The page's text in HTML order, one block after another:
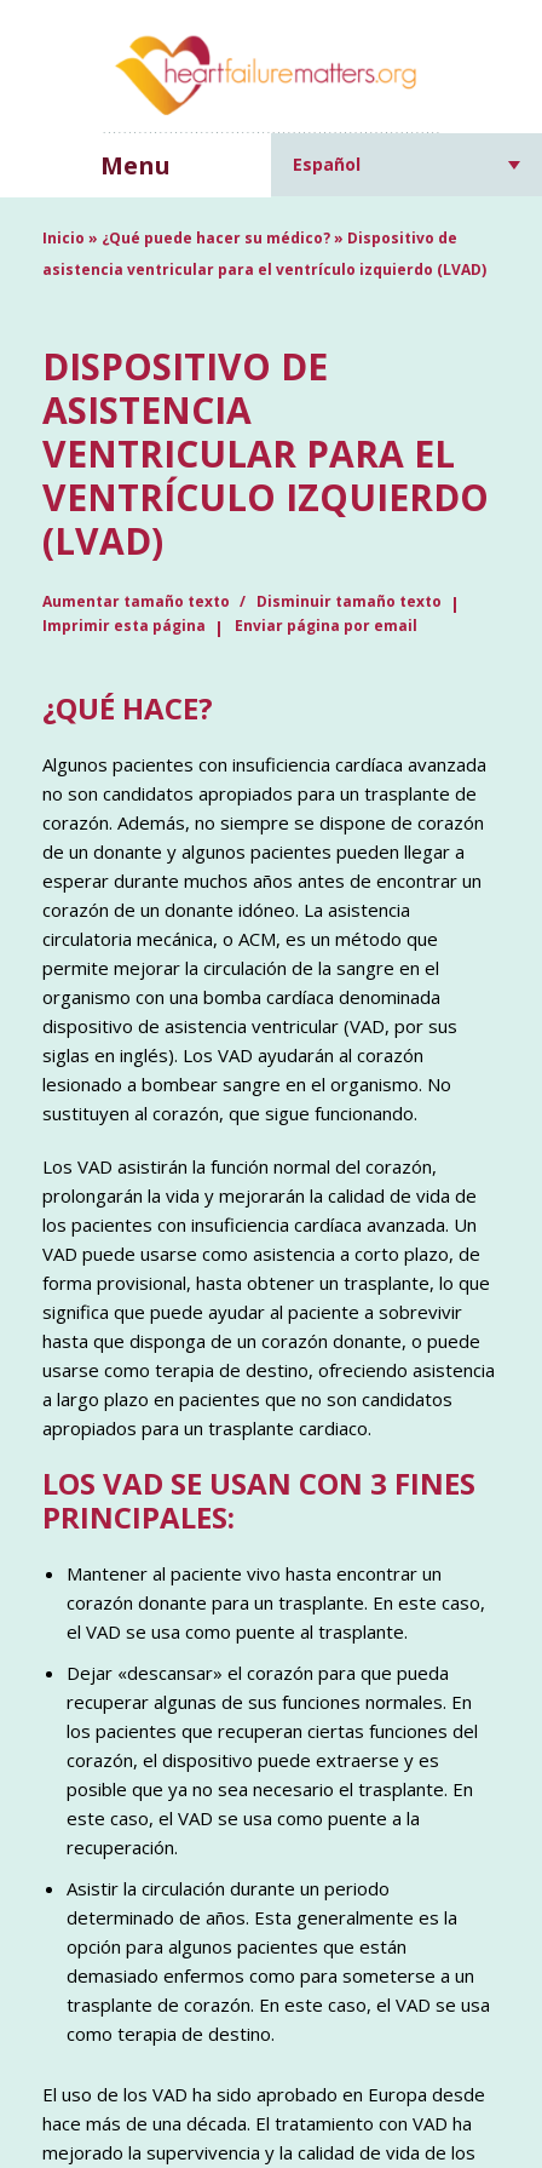
Menu Español
Inicio » ¿Qué puede hacer su médico?» Dispositivo de
asistencia ventricular para el ventrículo izquierdo (LVAD)
DISPOSITIVO DE
ASISTENCIA
VENTRICULAR PARA EL
VENTRÍCULO IZQUIERDO
(LVAD)
Aumentar tamaño texto
Disminuir tamaño texto
Imprimir esta página
Enviar página por email
¿QUÉ HACE?
Algunos pacientes con insuficiencia cardíaca avanzada
no son candidatos apropiados para un trasplante de
corazón. Además, no siempre se dispone de corazón
de un donante y algunos pacientes pueden llegar a
esperar durante muchos años antes de encontrar un
corazón de un donante idóneo. La asistencia
circulatoria mecánica, o ACM, es un método que
permite mejorar la circulación de la sangre en el
organismo con una bomba cardíaca denominada
dispositivo de asistencia ventricular (VAD, por sus
siglas en inglés). Los VAD ayudarán al corazón
lesionado a bombear sangre en el organismo. No
sustituyen al corazón, que sigue funcionando.
Los VAD asistirán la función normal del corazón,
prolongarán la vida y mejorarán la calidad de vida de
los pacientes con insuficiencia cardíaca avanzada. Un
VAD puede usarse como asistencia a corto plazo, de
forma provisional, hasta obtener un trasplante, lo que
significa que puede ayudar al paciente a sobrevivir
hasta que disponga de un corazón donante, o puede
usarse como terapia de destino, ofreciendo asistencia
a largo plazo en pacientes que no son candidatos
apropiados para un trasplante cardiaco.
LOS VAD SE USAN CON 3 FINES
PRINCIPALES:
Mantener al paciente vivo hasta encontrar un
corazón donante para un trasplante. En este caso,
el VAD se usa como puente al trasplante.
Dejar «descansar» el corazón para que pueda
recuperar algunas de sus funciones normales. En
los pacientes que recuperan ciertas funciones del
corazón, el dispositivo puede extraerse y es
posible que ya no sea necesario el trasplante. En
este caso, el VAD se usa como puente a la
recuperación.
Asistir la circulación durante un periodo
determinado de años. Esta generalmente es la
opción para algunos pacientes que están
demasiado enfermos como para someterse a un
trasplante de corazón. En este caso, el VAD se usa
como terapia de destino.
El uso de los VAD ha sido aprobado en Europa desde
hace más de una década. El tratamiento con VAD ha
mejorado la supervivencia y la calidad de vida de los